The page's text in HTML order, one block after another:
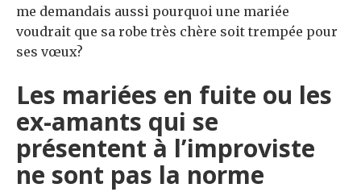
me demandais aussi pourquoi une mariée
voudrait que sa robe très chère soit trempée pour
ses vœux?
Les mariées en fuite ou les
ex-amants qui se
présentent à l’improviste
ne sont pas la norme